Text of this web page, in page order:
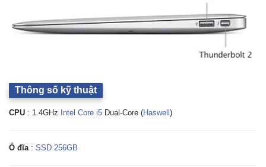
Thông số kỹ thuật
CPU : 1.4GHz Intel Core i5 Dual-Core (Haswell )
Ổ đĩa : SSD 256GB